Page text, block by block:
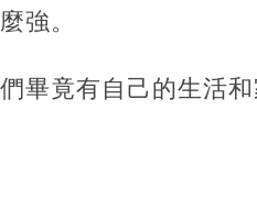
強。
畢竟有自己的生活